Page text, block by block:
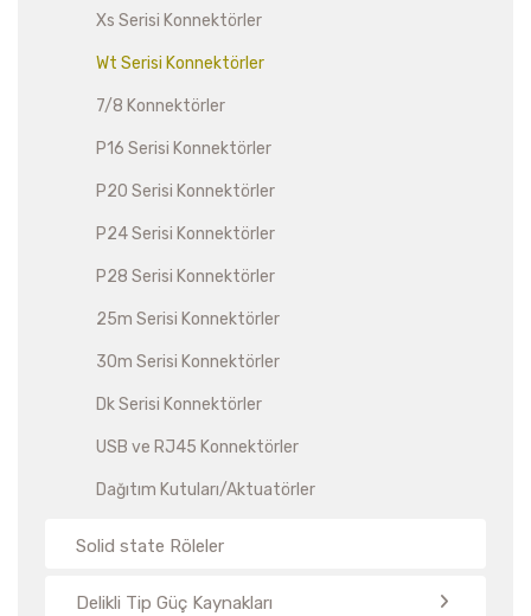
Xs Serisi Konnektörler
Wt Serisi Konnektörler
7/8 Konnektörler
P16 Serisi Konnektörler
P20 Serisi Konnektörler
P24 Serisi Konnektörler
P28 Serisi Konnektörler
25m Serisi Konnektörler
30m Serisi Konnektörler
Dk Serisi Konnektörler
USB ve RJ45 Konnektörler
Dağıtım Kutuları/Aktuatörler
Solid state Röleler
Delikli Tip Güç Kaynakları